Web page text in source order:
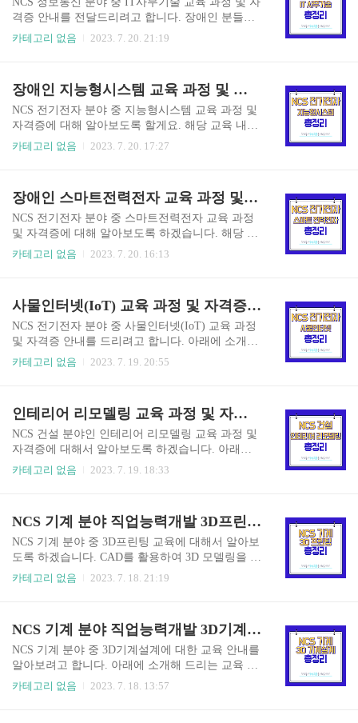
담을 통해 훈련기관에 입학해 보세요! 융합 소프트
웨어 정의 융합 소프트웨어는 NCS 정보통신 분야
중 사물인터넷(IoT) 직종과 비슷한 경향을 띄고 있
기능들을 습득하고 개발 기술을 배워 다양한 IoT
개발 분야에 진출하는 직종인데..
격증 안내를 전달드리려고 합니다. 장애인 분들의
경우 훈련수당과 취업 지원 등 혜택을 받으면서 교
정의, 교육 목표, 교육 과정 그리고 자격증과 취업
분야까지 알아보도록 할게요! 이미 내용을 아시는
분들은 교육센터 상담을 통해 훈련기관에 입학해
보세요! IT사무기술 정의 IT사무기술은 전산사무
행정과 비슷한 의미로 컴퓨터를 활용해서 데이터
화나 공공 행정 업무, 데이터 시각화 등의 업무를
수행할 수 있는 직종입니..
카테고리 없음 2023. 7. 20. 21:19
장애인 지능형시스템 교육 과정 및 자격증 안내 (NCS 전기전자)
NCS 전기전자 분야 중 지능형시스템 교육 과정 및
자격증에 대해 알아보도록 할게요. 해당 교육 내용
은 장애인 직업능력개발에 소개된 내용이며 훈련
니 참고해 보세요! 이미 내용을 알고 계신 분들은
훈련기관 입학 상담을 받아보세요! 지능형시스템
정의 지능형시스템은 전자제어 회로설계에 관련된
내용으로, 기초 전기전자 지식을 바탕으로 회로를
설계 및 조립하고 기능을 습득합니다. 또한 관련 소
다. 지능형시스템은 아무래도 전기전자 쪽 기초적
인 이론들을 알고 있어야 수월하기 때문에, 해당..
카테고리 없음 2023. 7. 20. 17:27
장애인 스마트전력전자 교육 과정 및 자격증 안내 (NCS 전기전자)
NCS 전기전자 분야 중 스마트전력전자 교육 과정
및 자격증에 대해 알아보도록 하겠습니다. 해당 과
정 내용은 장애인 직업능력개발에서 소개된 내용
니다. 이미 내용을 알고 계신 분들은 상담을 통해
훈련기관에 입학해 보세요! 스마트전력전자 정의
스마트전력전자는 CAD와 PLC 프로그램을 활용해
서 회로를 구성하고 설계하며, 필요한 전자기기의
사양에 알맞은 부품을 선정하고 제품을 제작, 제어,
각종 제어를 담당하는 전용 프로그램으로 기계설
계와 비슷한 특성을 띄고 있습니..
카테고리 없음 2023. 7. 20. 16:13
사물인터넷(IoT) 교육 과정 및 자격증 안내 (NCS 전기전자)
NCS 전기전자 분야 중 사물인터넷(IoT) 교육 과정
및 자격증 안내를 드리려고 합니다. 아래에 소개해
드릴 과정들은 모두 장애인 직업능력개발에 소개
면서 취업 지원까지 되니 관심 있으신 분들은 확인
해보세요! 이미 내용을 아시는 분들은 교육 상담을
통해 훈련기관에 입학해 보세요! 사물인터넷(IoT)
정의 사물인터넷은 우리가 잘 알고 있는 분야일 수
있습니다. 한 때 뉴스에서도 핫했던 IT 개발 기술로
: Internet of Things 약자 우리가 흔히 부르고 ..
카테고리 없음 2023. 7. 19. 20:55
인테리어 리모델링 교육 과정 및 자격증 안내 (NCS 건설 분야)
NCS 건설 분야인 인테리어 리모델링 교육 과정 및
자격증에 대해서 알아보도록 하겠습니다. 아래에
설명드릴 내용은 장애인 직업능력개발에서 소개된
서 취업 지원까지 되니 관심 있으신 분들은 꼭 확인
하세요! 이미 교육 내용을 알고 계신 분들은 훈련
기관 입학 상담을 진행해 보세요! 인테리어 리모델
링 정의 인테리어 리모델링은 우리에게 많이 익숙
한 용어라고 생각합니다. 다만, 해당 교육에서는 디
작성하고 각종 건축 모델들을 설계 및 제작하는 기
능에 초점을 둔 직종입니다. 단순히..
카테고리 없음 2023. 7. 19. 18:33
NCS 기계 분야 직업능력개발 3D프린팅 교육 (CAD 활용)
NCS 기계 분야 중 3D프린팅 교육에 대해서 알아보
도록 하겠습니다. CAD를 활용하여 3D 모델링을 하
고 전기전자 기초 이론과 디자인에 관련된 3D 애니
으니 참고하시면 좋겠습니다! 장애인이신 분들은
훈련 수당과 취업 지원 등 다양한 혜택을 받으실 수
있습니다. 이미 내용을 알고 계신 분들은 훈련기관
입학 상담을 받아보세요! 3D프린팅 정의 3D프린팅
은 CAD 프로그램을 활용해서 3D 모델링을 진행하
카테고리 없음 2023. 7. 18. 21:19
NCS 기계 분야 직업능력개발 3D기계설계 교육 안내
NCS 기계 분야 중 3D기계설계에 대한 교육 안내를
알아보려고 합니다. 아래에 소개해 드리는 교육 안
내는 장애인 직업능력개발에 소개된 커리큘럼으로
카테고리 없음 2023. 7. 18. 13:57